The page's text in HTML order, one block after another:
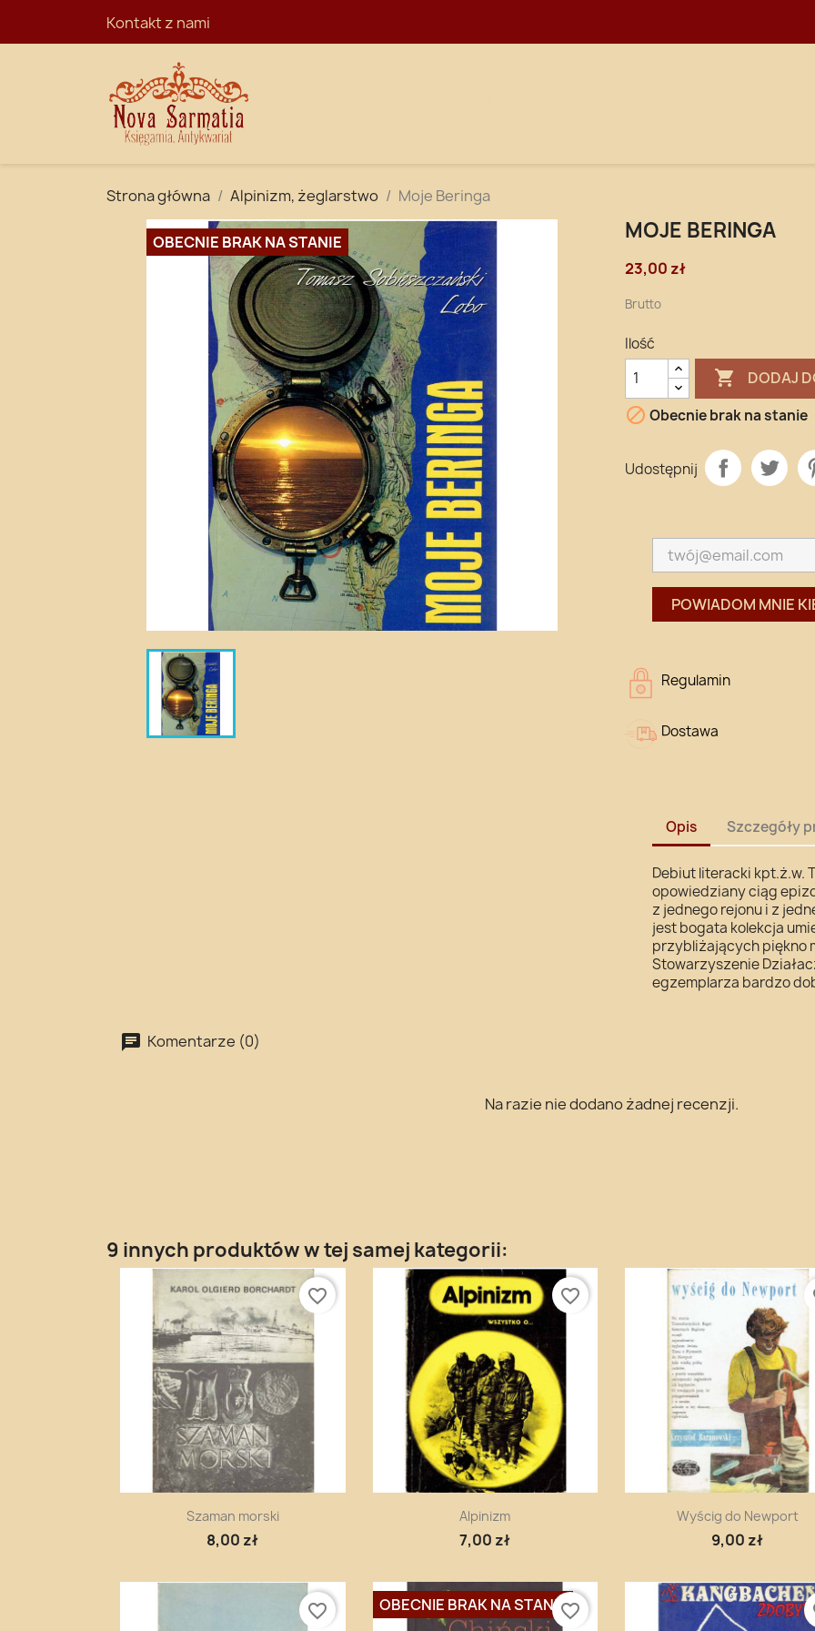
Kontakt z nami
Strona główna Alpinizm, żeglarstwo Moje Beringa
OBECNIE BRAK NA STANIE MOJE BERINGA
23,00 zł
Brutto
Ilość
 DODAJ
 Obecnie brak na stanie
Udostępnij
POWIADOM MNIE
Regulamin
Dostawa
Opis Szczegóły
Debiut literacki kpt.ż.w.
opowiedziany ciąg
z jednego rejonu i z
jest bogata kolekcja
przybliżających piękno
Stowarzyszenie
egzemplarza bardzo
Komentarze (0)
Na razie nie dodano żadnej recenzji.
9 innych produktów w tej samej kategorii:
Szybki podgląd
Szaman morski
8,00 zł
favorite_border
Szybki podgląd
Alpinizm
7,00 zł
favorite_border
Szybki podgląd
Wyścig do Newport
9,00 zł
favorite_border OBECNIE BRAK NA STANIEfavorite_border